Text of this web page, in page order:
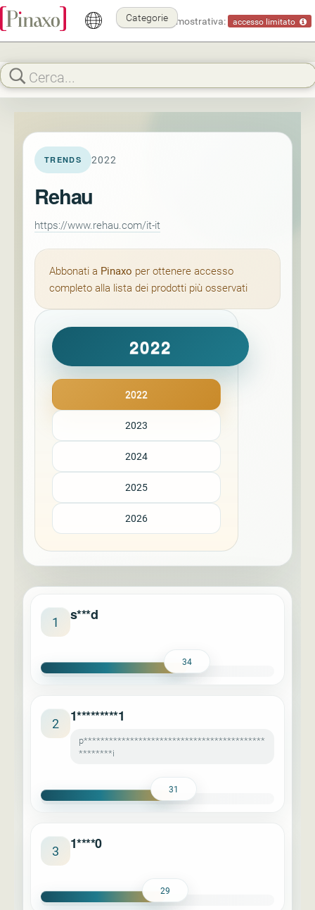
Modalità dimostrativa: accesso limitato
Categorie
TRENDS 2022
Rehau
https://www.rehau.com/it-it
Abbonati a Pinaxo per ottenere accesso
completo alla lista dei prodotti più osservati
2022
2022
2023
2024
2025
2026
1 s***d
34
2 1*********1
p*******************************************
********i
31
3 1****0
29